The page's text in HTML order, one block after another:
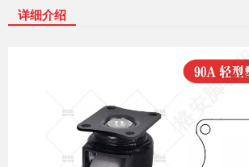
详细介绍